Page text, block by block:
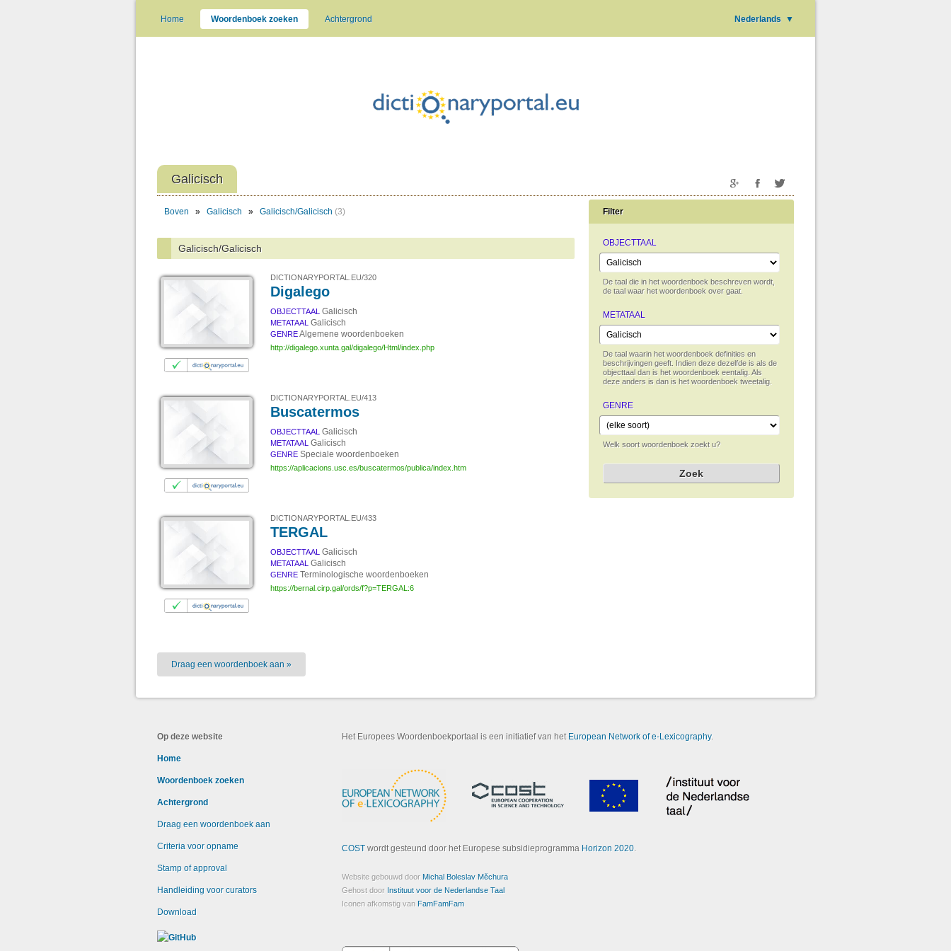
Home Woordenboek zoeken Achtergrond Nederlands ▼
Galicisch
Filter
OBJECTTAAL
De taal die in het woordenboek beschreven wordt,
de taal waar het woordenboek over gaat.
METATAAL
De taal waarin het woordenboek definities en
beschrijvingen geeft. Indien deze dezelfde is als de
objecttaal dan is het woordenboek eentalig. Als
deze anders is dan is het woordenboek tweetalig.
GENRE
Welk soort woordenboek zoekt u?
Boven » Galicisch » Galicisch/Galicisch (3)
Galicisch/Galicisch
DICTIONARYPORTAL.EU/320
Digalego
OBJECTTAAL Galicisch
METATAAL Galicisch
GENREAlgemene woordenboeken
http://digalego.xunta.gal/digalego/Html/index.php
DICTIONARYPORTAL.EU/413
Buscatermos
OBJECTTAAL Galicisch
METATAAL Galicisch
GENRE Speciale woordenboeken
https://aplicacions.usc.es/buscatermos/publica/index.htm
DICTIONARYPORTAL.EU/433
TERGAL
OBJECTTAAL Galicisch
METATAAL Galicisch
GENRE Terminologische woordenboeken
https://bernal.cirp.gal/ords/f?p=TERGAL:6
Draag een woordenboek aan »
Op deze website
Home
Woordenboek zoeken
Achtergrond
Draag een woordenboek aan
Criteria voor opname
Stamp of approval
Handleiding voor curators
Download
Het Europees Woordenboekportaal is een initiatief van het European Network of e-Lexicography.
COSTwordt gesteund door het Europese subsidieprogramma Horizon 2020.
Website gebouwd door Michal Boleslav Měchura
Gehost door Instituut voor de Nederlandse Taal
Iconen afkomstig van FamFamFam